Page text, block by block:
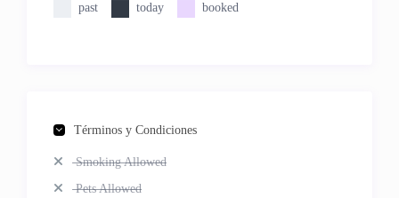
past today booked
Términos y Condiciones
Smoking Allowed
Pets Allowed